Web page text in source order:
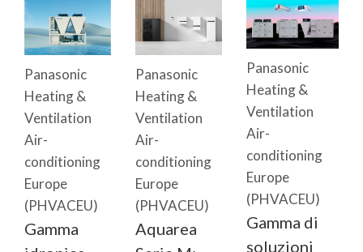
Panasonic
Heating &
Ventilation
Air-
conditioning
Europe
(PHVACEU)
Gamma
Panasonic
Heating &
Ventilation
Air-
conditioning
Europe
(PHVACEU)
Aquarea
Panasonic
Heating &
Ventilation
Air-
conditioning
Europe
(PHVACEU)
Gamma di
soluzioni